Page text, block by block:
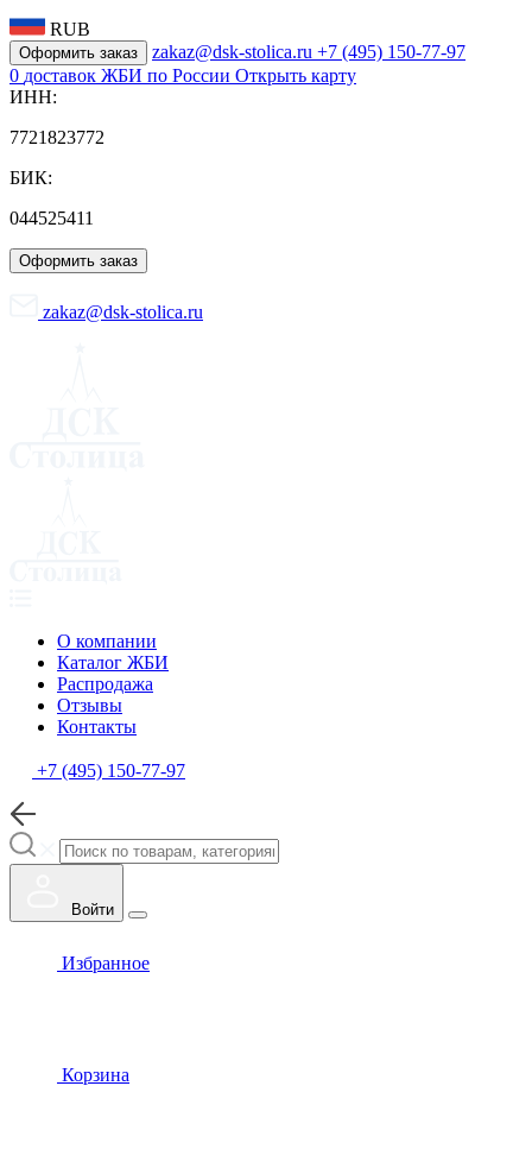
RUB
Оформить заказ zakaz@dsk-stolica.ru +7 (495) 150-77-97
0 доставок ЖБИ по России Открыть карту
ИНН:
7721823772
БИК:
044525411
Оформить заказ
zakaz@dsk-stolica.ru
О компании
Каталог ЖБИ
Распродажа
Отзывы
Контакты
+7 (495) 150-77-97
Войти
Избранное
Корзина